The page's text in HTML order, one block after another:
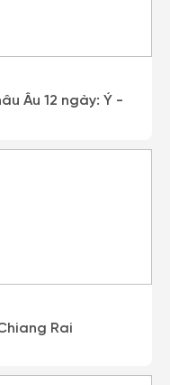
Âu 12 ngày: Ý -
Rai